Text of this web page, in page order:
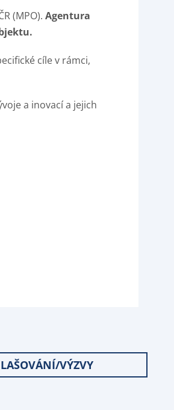
(MPO). Agentura
cíle v rámci,
a inovací a jejich
VÝZVY